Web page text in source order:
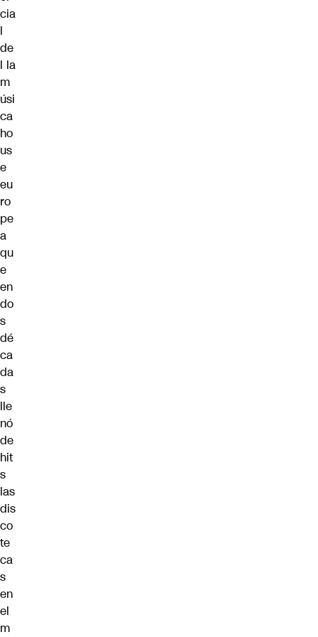
cia
l
de
l la
m
úsi
ca
ho
us
e
eu
ro
pe
a
qu
e
en
do
s
dé
ca
da
s
lle
nó
de
hit
s
las
dis
co
te
ca
s
en
el
m